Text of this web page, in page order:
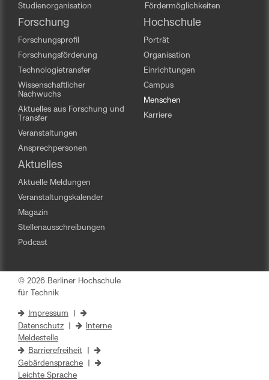
Studienorganisation
Fördermöglichkeiten
Forschung
Forschungsprofil
Forschungsförderung
Technologietransfer
Wissenschaftlicher
Nachwuchs
Aktuelles aus Forschung und
Transfer
Veranstaltungen
Ansprechpersonen
Hochschule
Porträt
Organisation
Einrichtungen
Campus
Menschen
Karriere
Aktuelles
Aktuelle Meldungen
Veranstaltungskalender
Magazin
Stellenausschreibungen
Podcast
© 2026 Berliner Hochschule
für Technik
Impressum
Datenschutz
Interne
Meldestelle
Barrierefreiheit
Gebärdensprache
Leichte Sprache